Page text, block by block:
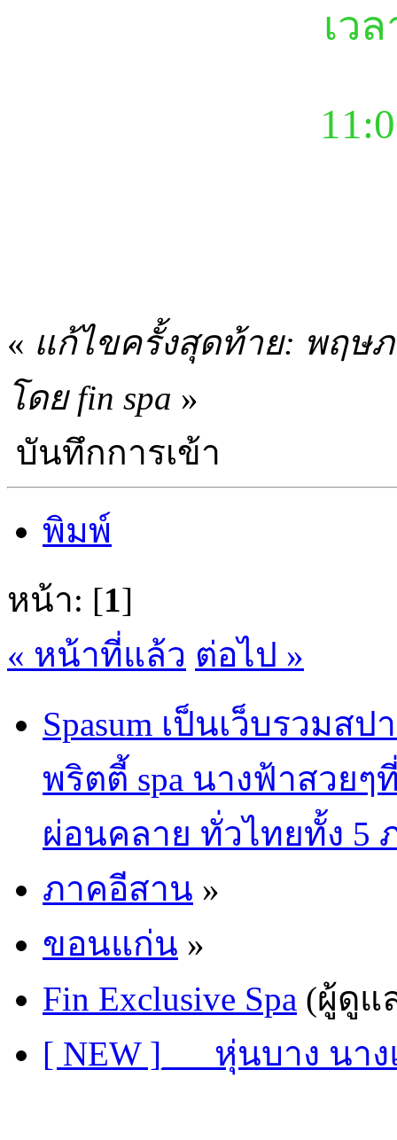
เว
« แก้ไขครั้งสุดท้าย: พฤษภ
โดย fin spa »
บันทึกการเข้า
พิมพ์
หน้า: [1]
« หน้าที่แล้ว ต่อไป »
Spasum เป็นเว็บรวม
พริตตี้ spa นางฟ้าสวย
ผ่อนคลาย ทั่วไทยทั้ง 5
ภาคอีสาน »
ขอนแก่น »
Fin Exclusive Spa (ผู้ดูแ
[ NEW ]___หุ่นบาง นา